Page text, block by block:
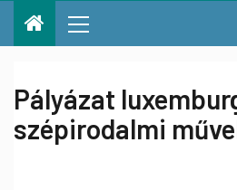
Pályázat
szépirodalmi